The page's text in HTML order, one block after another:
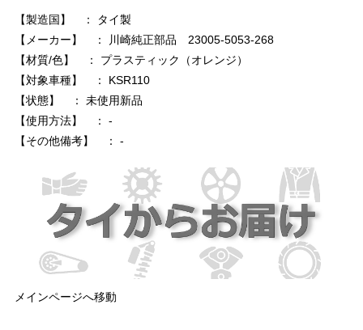
【製造国】 ： タイ製
【メーカー】 ： 川崎純正部品 23005-5053-268
【材質/色】 ： プラスティック（オレンジ）
【対象車種】 ： KSR110
【状態】 ： 未使用新品
【使用方法】 ： -
【その他備考】 ： -
メインページへ移動